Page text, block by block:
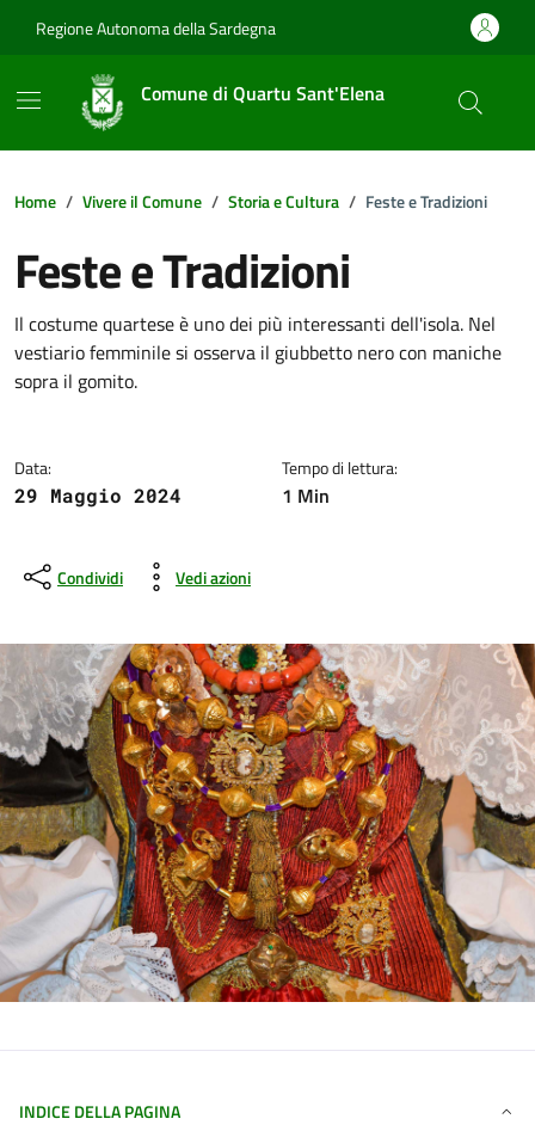
Regione Autonoma della Sardegna
Comune di Quartu Sant'Elena
Home Vivere il Comune Storia e Cultura Feste e Tradizioni
Feste e Tradizioni
Dettagli della notizia
Il costume quartese è uno dei più interessanti dell'isola. Nel
vestiario femminile si osserva il giubbetto nero con maniche
sopra il gomito.
Data:
29 Maggio 2024
Tempo di lettura:
1 Min
Condividi Vedi azioni
INDICE DELLA PAGINA